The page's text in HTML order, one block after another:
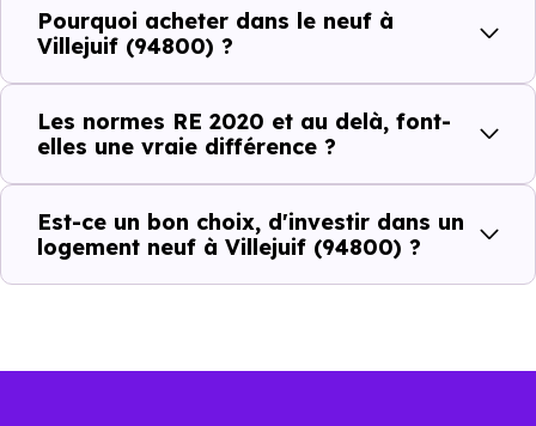
l’immobilier neuf
BBC, RT2012, RE2020
Isolations thermiques
et phoniques
Économies
mensuelles sur les
Plus grande
Pourquoi acheter dans le neuf à
Villejuif (94800) ?
Les normes RE 2020 et au delà, font-
elles une vraie différence ?
Est-ce un bon choix, d'investir dans un
logement neuf à Villejuif (94800) ?